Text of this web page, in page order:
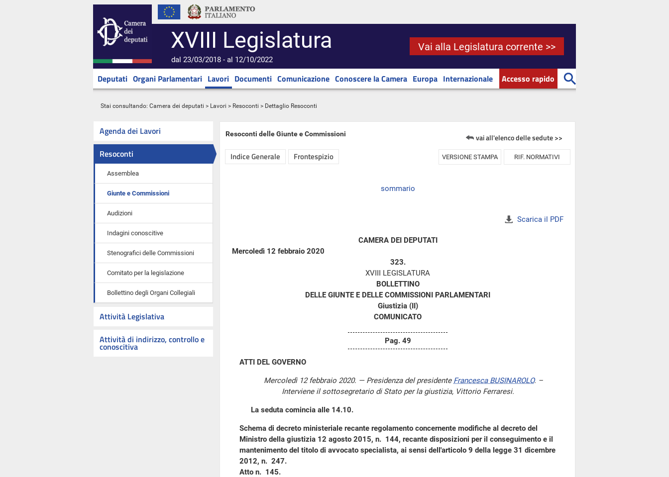
XVIII Legislatura
dal 23/03/2018 - al 12/10/2022
Vai alla Legislatura corrente >>
Deputati Organi Parlamentari Lavori Documenti Comunicazione Conoscere la Camera Europa Internazionale Accesso rapido
Stai consultando: Camera dei deputati > Lavori > Resoconti > Dettaglio Resoconti
Agenda dei Lavori
Resoconti
Assemblea
Giunte e Commissioni
Audizioni
Indagini conoscitive
Stenografici delle Commissioni
Comitato per la legislazione
Bollettino degli Organi Collegiali
Attività Legislativa
Attività di indirizzo, controllo e
conoscitiva
Resoconti delle Giunte e Commissioni vai all'elenco delle sedute >>
Indice Generale Frontespizio VERSIONE STAMPA RIF. NORMATIVI
sommario
Scarica il PDF
CAMERA DEI DEPUTATI
Mercoledì 12 febbraio 2020
323.
XVIII LEGISLATURA
BOLLETTINO
DELLE GIUNTE E DELLE COMMISSIONI PARLAMENTARI
Giustizia (II)
COMUNICATO
Pag. 49
ATTI DEL GOVERNO
Mercoledì 12 febbraio 2020. — Presidenza del presidente Francesca BUSINAROLO. –
Interviene il sottosegretario di Stato per la giustizia, Vittorio Ferraresi.
La seduta comincia alle 14.10.
Schema di decreto ministeriale recante regolamento concernente modifiche al decreto del
Ministro della giustizia 12 agosto 2015, n. 144, recante disposizioni per il conseguimento e il
mantenimento del titolo di avvocato specialista, ai sensi dell'articolo 9 della legge 31 dicembre
2012, n. 247.
Atto n. 145.